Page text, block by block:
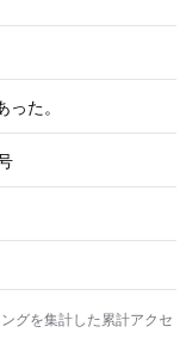
た。
グを集計した累計アクセ